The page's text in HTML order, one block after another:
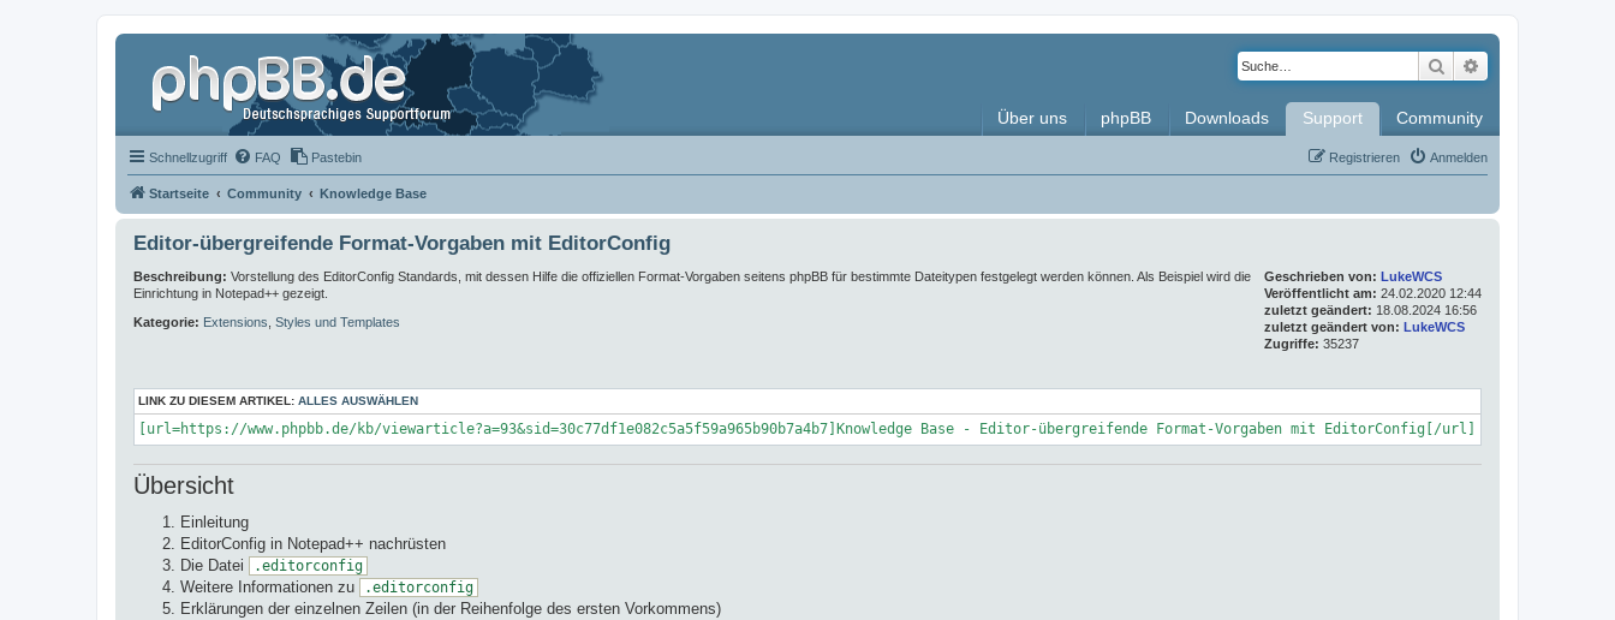
Suche
Über uns phpBB Downloads Support Community
Schnellzugriff FAQ Pastebin Anmelden
Registrieren
Startseite Community Knowledge Base
Editor-übergreifende Format-Vorgaben mit EditorConfig
Geschrieben von: LukeWCS
Veröffentlicht am: 24.02.2020 12:44
zuletzt geändert: 18.08.2024 16:56
zuletzt geändert von: LukeWCS
Zugriffe: 35237
Beschreibung: Vorstellung des EditorConfig Standards, mit dessen Hilfe die offiziellen Format-Vorgaben seitens phpBB für bestimmte Dateitypen festgelegt werden können. Als Beispiel wird die
Einrichtung in Notepad++ gezeigt.
Kategorie: Extensions Styles und Templates
LINK ZU DIESEM ARTIKEL: ALLES AUSWÄHLEN
[url=https://www.phpbb.de/kb/viewarticle?a=93&sid=30c77df1e082c5a5f59a965b90b7a4b7]Knowledge Base - Editor-übergreifende Format-Vorgaben mit EditorConfig[/url]
Übersicht
Einleitung
EditorConfig in Notepad++ nachrüsten
Die Datei
.editorconfig
Weitere Informationen zu .editorconfig
Erklärungen der einzelnen Zeilen (in der Reihenfolge des ersten Vorkommens)